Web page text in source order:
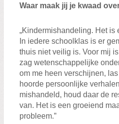
Waar maak jij je kwaad
„Kindermishandeling. Het is
In iedere schoolklas is er
thuis niet veilig is. Voor mij
zag wetenschappelijke
om me heen verschijnen,
hoorde persoonlijke
mishandeld, houd daar de
van. Het is een groeiend
probleem.”